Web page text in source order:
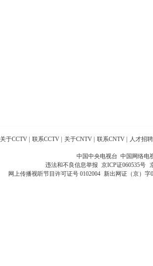
关于CCTV 联系CCTV 关于CNTV 联系CNTV 人才招聘
中国中央电视台 中国网络电
违法和不良信息举报 京ICP证060535号
网上传播视听节目许可证号 0102004 新出网证（京）